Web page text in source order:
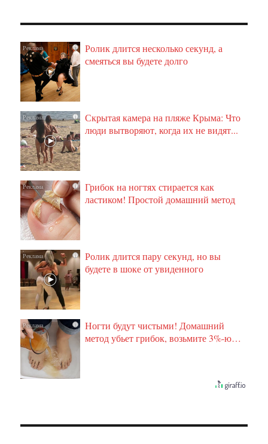
i
Ролик длится несколько секунд, а
смеяться вы будете долго
i
Скрытая камера на пляже Крыма: Что
люди вытворяют, когда их не видят...
i
Грибок на ногтях стирается как
ластиком! Простой домашний метод
i
Ролик длится пару секунд, но вы
будете в шоке от увиденного
i
Ногти будут чистыми! Домашний
метод убьет грибок, возьмите 3%-ю…